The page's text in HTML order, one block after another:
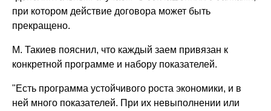
при котором действие договора может быть
прекращено.
М. Такиев пояснил, что каждый заем привязан к
конкретной программе и набору показателей.
"Есть программа устойчивого роста экономики, и в
ней много показателей. При их невыполнении или